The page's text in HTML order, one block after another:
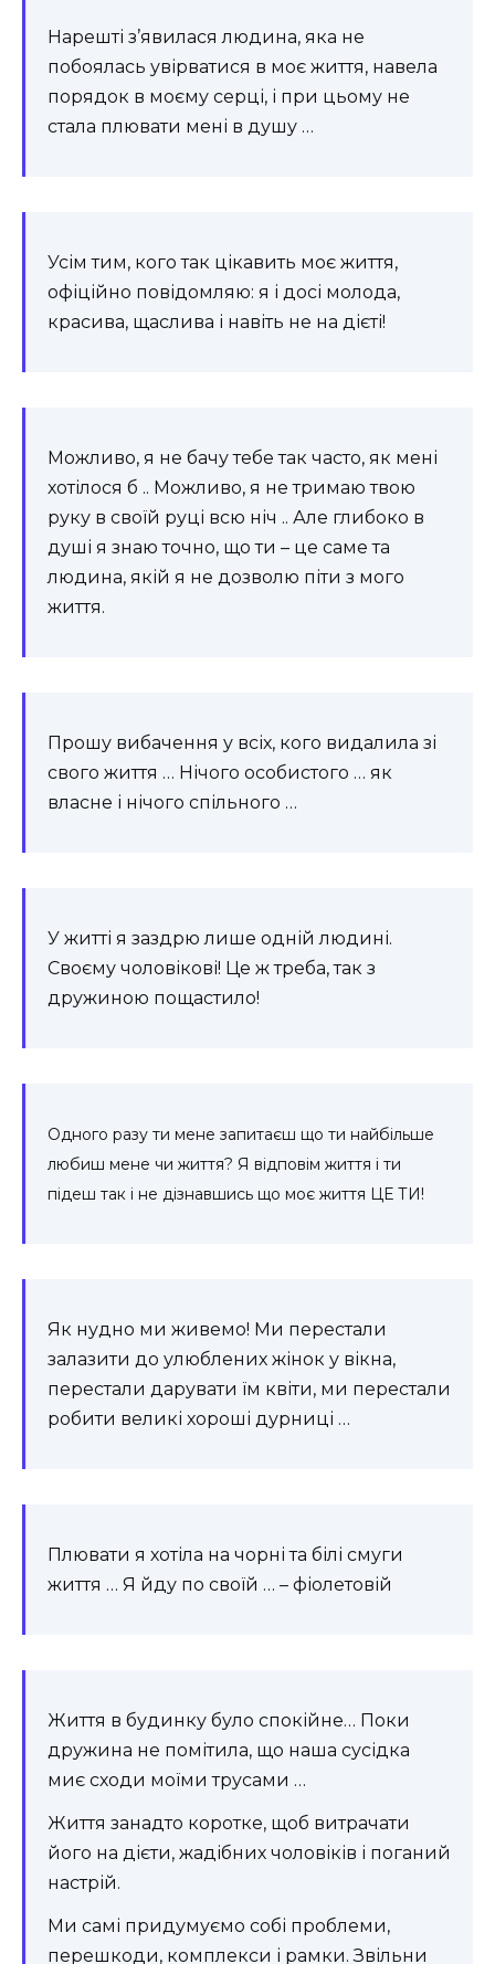
Нарешті з’явилася людина, яка не
побоялась увірватися в моє життя, навела
порядок в моєму серці, і при цьому не
стала плювати мені в душу …
Усім тим, кого так цікавить моє життя,
офіційно повідомляю: я і досі молода,
красива, щаслива і навіть не на дієті!
Можливо, я не бачу тебе так часто, як мені
хотілося б .. Можливо, я не тримаю твою
руку в своїй руці всю ніч .. Але глибоко в
душі я знаю точно, що ти – це саме та
людина, якій я не дозволю піти з мого
життя.
Прошу вибачення у всіх, кого видалила зі
свого життя … Нічого особистого … як
власне і нічого спільного …
У житті я заздрю ​​лише одній людині.
Своєму чоловікові! Це ж треба, так з
дружиною пощастило!
Одного разу ти мене запитаєш що ти найбільше
любиш мене чи життя? Я відповім життя і ти
підеш так і не дізнавшись що моє життя ЦЕ ТИ!
Як нудно ми живемо! Ми перестали
залазити до улюблених жінок у вікна,
перестали дарувати їм квіти, ми перестали
робити великі хороші дурниці …
Плювати я хотіла на чорні та білі смуги
життя … Я йду по своїй … – фіолетовій
Життя в будинку було спокійне… Поки
дружина не помітила, що наша сусідка
миє сходи моїми трусами …
Життя занадто коротке, щоб витрачати
його на дієти, жадібних чоловіків і поганий
настрій.
Ми самі придумуємо собі проблеми,
перешкоди, комплекси і рамки. Звільни